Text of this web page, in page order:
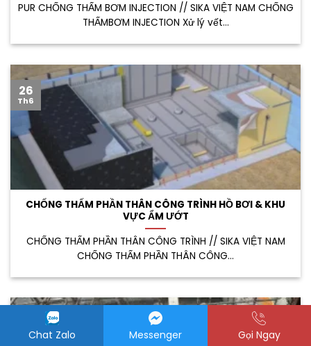
PUR CHỐNG THẤM BƠM INJECTION // SIKA VIỆT NAM CHỐNG
THẤMBƠM INJECTION Xử lý vết...
CHỐNG THẤM PHẦN THÂN CÔNG TRÌNH HỒ BƠI & KHU
VỰC ẨM ƯỚT
CHỐNG THẤM PHẦN THÂN CÔNG TRÌNH // SIKA VIỆT NAM
CHỐNG THẤM PHẦN THÂN CÔNG...
26
Th6
Th6Chat Zalo Messenger Gọi Ngay